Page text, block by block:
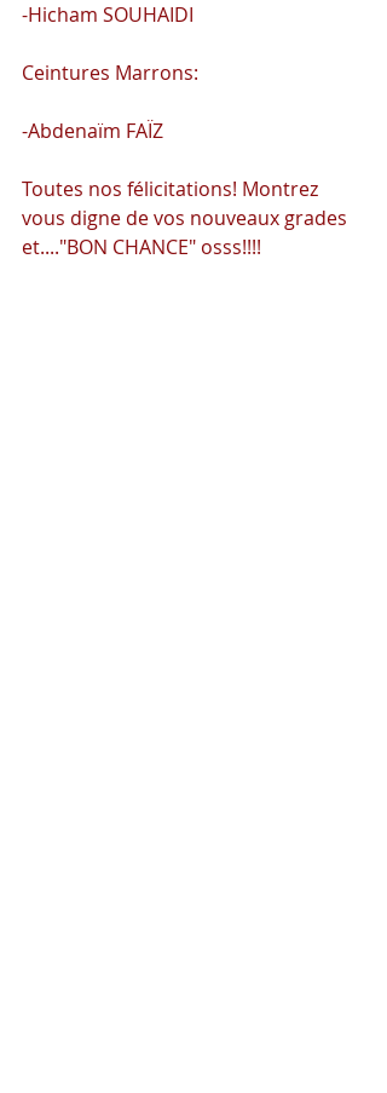
-Hicham SOUHAIDI
Ceintures Marrons:
-Abdenaïm FAÏZ
Toutes nos félicitations! Montrez
vous digne de vos nouveaux grades
et...."BON CHANCE" osss!!!!